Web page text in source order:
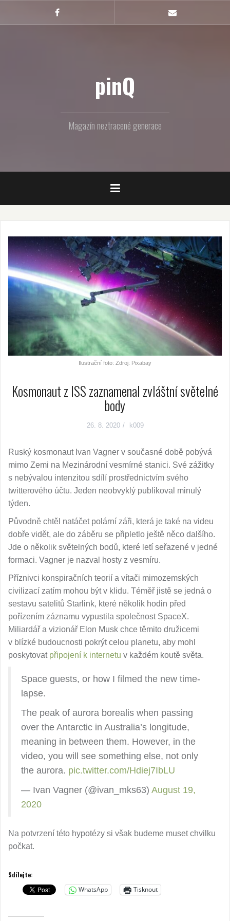
pinQ
Magazín neztracené generace
Ilustrační foto: Zdroj: Pixabay
Kosmonaut z ISS zaznamenal zvláštní světelné
body
26. 8. 2020 k009
Ruský kosmonaut Ivan Vagner v současné době pobývá
mimo Zemi na Mezinárodní vesmírné stanici. Své zážitky
s nebývalou intenzitou sdílí prostřednictvím svého
twitterového účtu. Jeden neobvyklý publikoval minulý
týden.
Původně chtěl natáčet polární záři, která je také na videu
dobře vidět, ale do záběru se připletlo ještě něco dalšího.
Jde o několik světelných bodů, které letí seřazené v jedné
formaci. Vagner je nazval hosty z vesmíru.
Příznivci konspiračních teorií a vítači mimozemských
civilizací zatím mohou být v klidu. Téměř jistě se jedná o
sestavu satelitů Starlink, které několik hodin před
pořízením záznamu vypustila společnost SpaceX.
Miliardář a vizionář Elon Musk chce těmito družicemi
v blízké budoucnosti pokrýt celou planetu, aby mohl
poskytovat připojení k internetu v každém koutě světa.
Space guests, or how I filmed the new time-
lapse.
The peak of aurora borealis when passing
over the Antarctic in Australia’s longitude,
meaning in between them. However, in the
video, you will see something else, not only
the aurora. pic.twitter.com/Hdiej7IbLU
— Ivan Vagner (@ivan_mks63) August 19,
2020
Na potvrzení této hypotézy si však budeme muset chvilku
počkat.
Sdílejte:
WhatsApp
Tisknout